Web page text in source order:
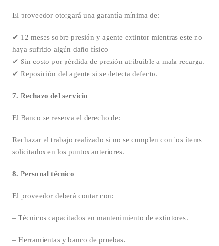
El proveedor otorgará una garantía mínima de:
✔ 12 meses sobre presión y agente extintor mientras este no
haya sufrido algún daño físico.
✔ Sin costo por pérdida de presión atribuible a mala recarga.
✔ Reposición del agente si se detecta defecto.
7. Rechazo del servicio
El Banco se reserva el derecho de:
Rechazar el trabajo realizado si no se cumplen con los ítems
solicitados en los puntos anteriores.
8. Personal técnico
El proveedor deberá contar con:
– Técnicos capacitados en mantenimiento de extintores.
– Herramientas y banco de pruebas.